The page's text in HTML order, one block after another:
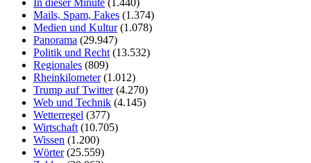
In dieser Minute (1.440)
Mails, Spam, Fakes (1.374)
Medien und Kultur(1.078)
Panorama (29.947)
Politik und Recht (13.532)
Regionales (809)
Rheinkilometer(1.012)
Trump auf Twitter(4.270)
Web und Technik (4.145)
Wetterregel (377)
Wirtschaft (10.705)
Wissen (1.200)
Wörter(25.559)